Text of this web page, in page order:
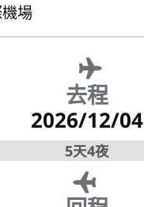
場
去程
2026/12/04
5天4夜